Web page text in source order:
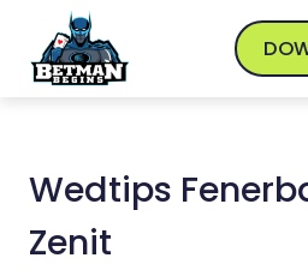
Wedtips
Zenit